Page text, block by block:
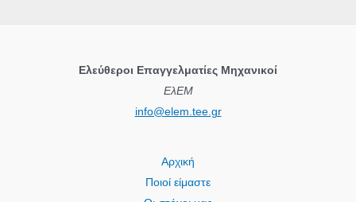
Ελεύθεροι Επαγγελματίες Μηχανικοί
ΕλΕΜ
info@elem.tee.gr
Αρχική
Ποιοί είμαστε